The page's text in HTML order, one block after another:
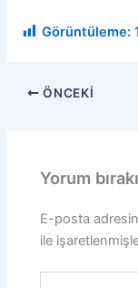
Görüntüleme:
ÖNCEKI
Yorum
E-posta
ile